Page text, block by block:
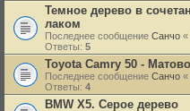
Темное дерево в
лаком
Последнее сообщение Санчо «
Ответы: 5
Toyota Camry 50 -
Последнее сообщение Санчо «
Ответы: 4
BMW X5. Серое дерево